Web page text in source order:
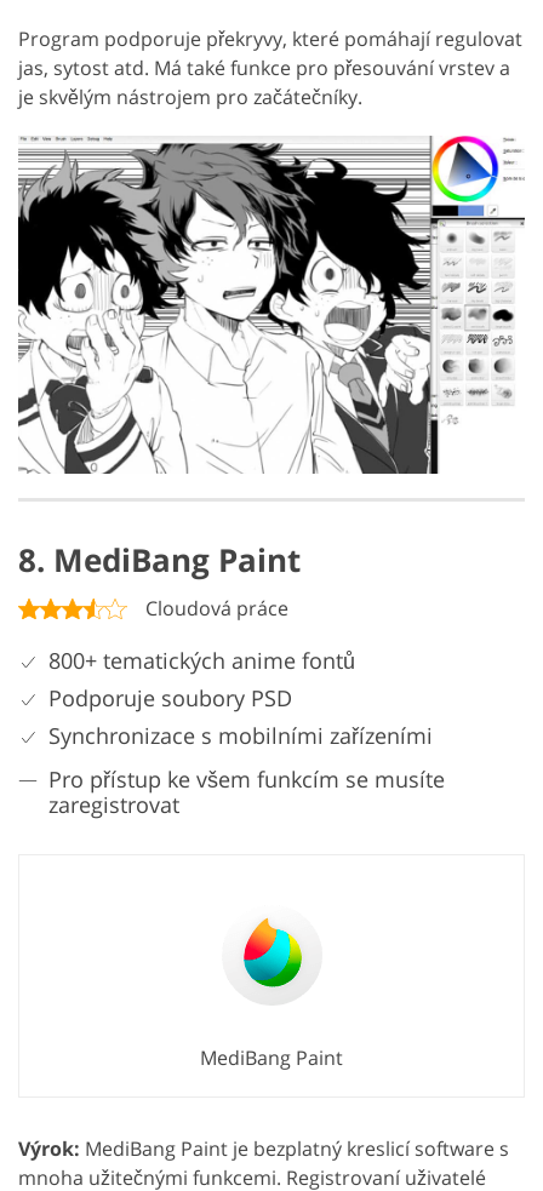
Program podporuje překryvy, které pomáhají regulovat
jas, sytost atd. Má také funkce pro přesouvání vrstev a
je skvělým nástrojem pro začátečníky.
8. MediBang Paint
Cloudová práce
800+ tematických anime fontů
Podporuje soubory PSD
Synchronizace s mobilními zařízeními
Pro přístup ke všem funkcím se musíte
zaregistrovat
MediBang Paint
Výrok: MediBang Paint je bezplatný kreslicí software s
mnoha užitečnými funkcemi. Registrovaní uživatelé